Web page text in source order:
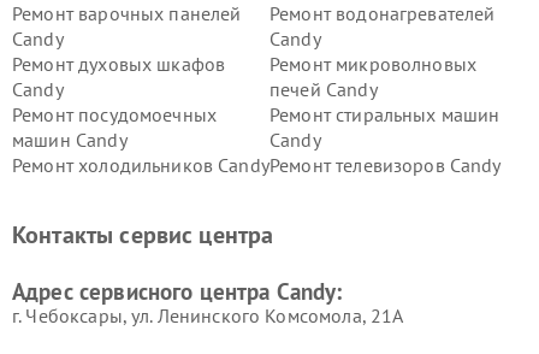
Ремонт варочных панелей
Candy
Ремонт водонагревателей
Candy
Ремонт духовых шкафов
Candy
Ремонт микроволновых
печей Candy
Ремонт посудомоечных
машин Candy
Ремонт стиральных машин
Candy
Ремонт холодильников CandyРемонт телевизоров Candy
Контакты сервис центра
Адрес сервисного центра Candy:
г. Чебоксары, ул. Ленинского Комсомола, 21А